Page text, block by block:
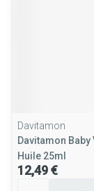
Davitamon
Davitamon Baby
Huile 25ml
12,49 €